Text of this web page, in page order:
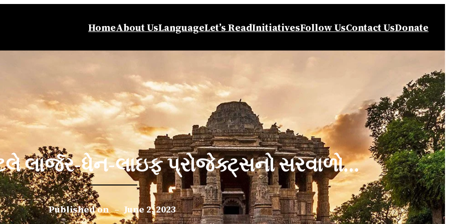
HomeAbout UsLanguageLet’s ReadInitiativesFollow UsContact UsDonate
લાર્જર-ધેન-લાઇફ પ્રોજેક્ટ્સનો સરવાળો…
Published on – June 2, 2023